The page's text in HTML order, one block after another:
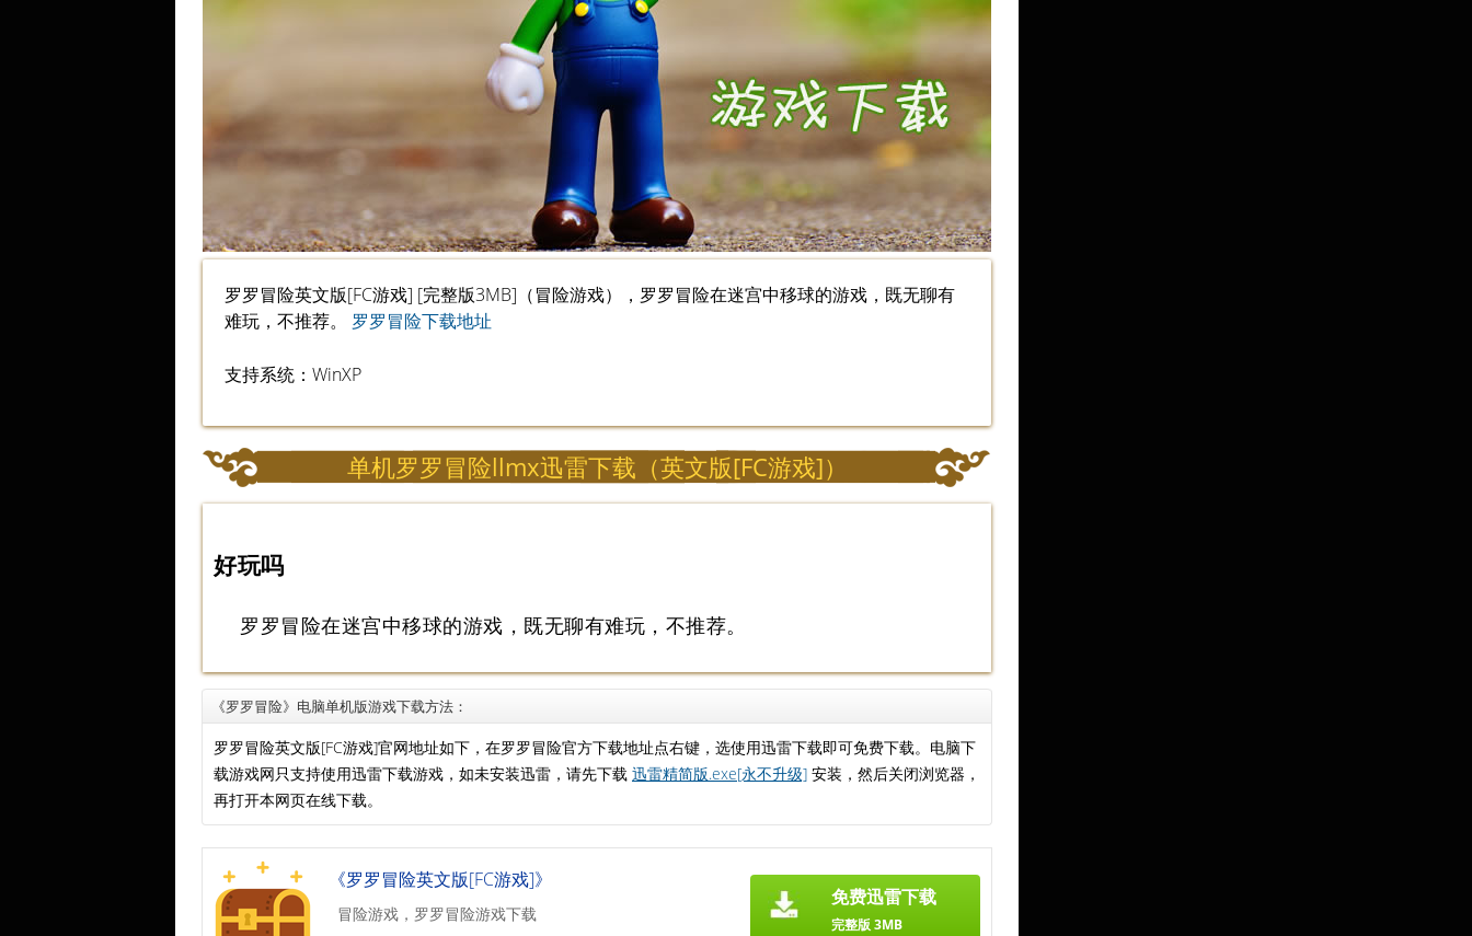
罗罗冒险英文版[FC游戏] [完整版3MB]（冒险游戏），罗罗冒险在迷宫中移球的游戏，既无聊有
难玩，不推荐。 罗罗冒险下载地址
支持系统：WinXP
单机罗罗冒险llmx迅雷下载（英文版[FC游戏]）
好玩吗
罗罗冒险在迷宫中移球的游戏，既无聊有难玩，不推荐。
《罗罗冒险》电脑单机版游戏下载方法：
罗罗冒险英文版[FC游戏]官网地址如下，在罗罗冒险官方下载地址点右键，选使用迅雷下载即可免费下载。电脑下
载游戏网只支持使用迅雷下载游戏，如未安装迅雷，请先下载 迅雷精简版.exe[永不升级] 安装，然后关闭浏览器，
再打开本网页在线下载。
《罗罗冒险英文版[FC游戏]》
冒险游戏，罗罗冒险游戏下载
免费迅雷下载
完整版 3MB